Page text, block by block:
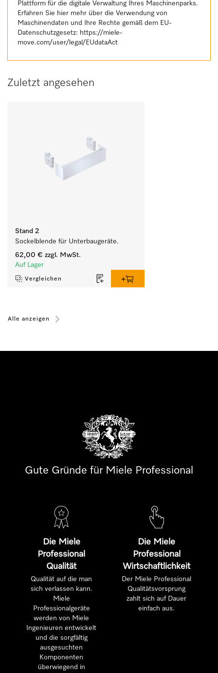
Plattform für die digitale Verwaltung Ihres Maschinenparks.
Erfahren Sie hier mehr über die Verwendung von
Maschinendaten und Ihre Rechte gemäß dem EU-
Datenschutzgesetz: https://miele-
move.com/user/legal/EUdataAct
Zuletzt angesehen
Stand 2
Sockelblende für Unterbaugeräte.
62,00 € zzgl. MwSt.
Auf Lager
Vergleichen
Alle anzeigen
Gute Gründe für Miele Professional
Die Miele
Professional
Qualität
Qualität auf die man
sich verlassen kann.
Miele
Professionalgeräte
werden von Miele
Ingenieuren entwickelt
und die sorgfältig
ausgesuchten
Komponenten
überwiegend in
Die Miele
Professional
Wirtschaftlichkeit
Der Miele Professional
Qualitätsvorsprung
zahlt sich auf Dauer
einfach aus.